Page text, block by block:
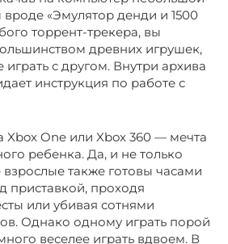
«Эмулятор денди и 1500
торрент-трекера, вы
древних игрушек,
с другом. Внутри архива
инструкция по работе с
Xbox One или Xbox 360 — мечта
ребенка. Да, и не только
также готовы часами
приставкой, проходя
или убивая сотнями
Однако одному играть порой
веселее играть вдвоем. В